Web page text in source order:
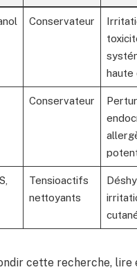
Conservateur
haute
Conservateur
Tensioactifs
nettoyants
cette recherche, lire